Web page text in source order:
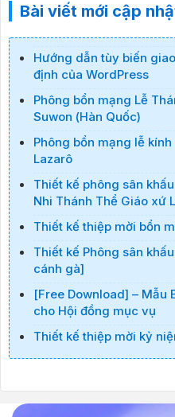
Bài viết mới cập
Hướng dẫn tùy biến
định của WordPress
Phông bổn mạng Lễ
Suwon (Hàn Quốc)
Phông bổn mạng lễ
Lazarô
Thiết kế phông sân
Nhi Thánh Thể Giáo xứ
Thiết kế thiệp mời bổn
Thiết kế Phông sân
cánh gà]
[Free Download] – Mẫu
cho Hội đồng mục vụ
Thiết kế thiệp mời kỷ